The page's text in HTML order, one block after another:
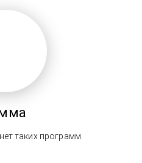
таких программ.